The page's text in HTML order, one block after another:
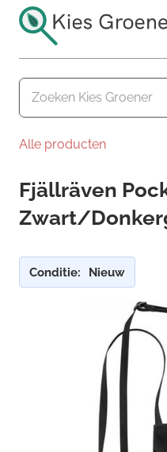
naar
inhoudKies
Groener
Alle producten
Fjällräven
Zwart/
Conditie: Nieuw